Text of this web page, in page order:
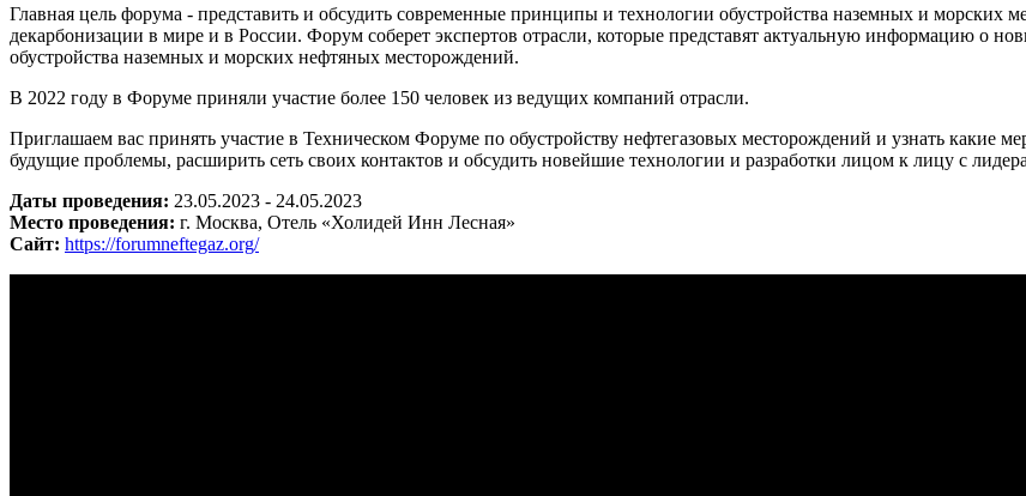
Главная цель форума - представить и обсудить современные принципы и технологии обустройства наземных и морских
декарбонизации в мире и в России. Форум соберет экспертов отрасли, которые представят актуальную информацию о
обустройства наземных и морских нефтяных месторождений.
В 2022 году в Форуме приняли участие более 150 человек из ведущих компаний отрасли.
Приглашаем вас принять участие в Техническом Форуме по обустройству нефтегазовых месторождений и узнать какие
будущие проблемы, расширить сеть своих контактов и обсудить новейшие технологии и разработки лицом к лицу с
Даты проведения: 23.05.2023 - 24.05.2023
Место проведения: г. Москва, Отель «Холидей Инн Лесная»
Сайт: https://forumneftegaz.org/